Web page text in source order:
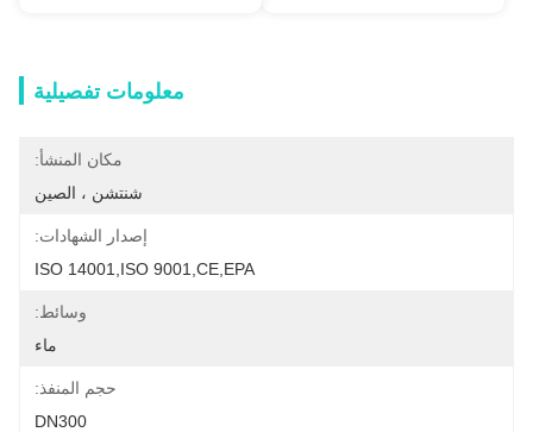
معلومات تفصيلية
مكان المنشأ:
شنتشن ، الصين
إصدار الشهادات:
ISO 14001,ISO 9001,CE,EPA
وسائط:
ماء
حجم المنفذ:
DN300